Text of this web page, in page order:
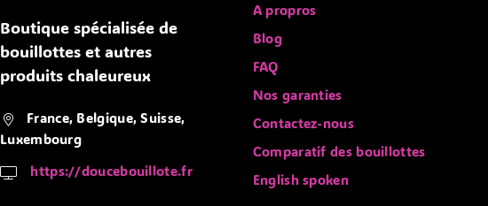
Couverture chauffante
Froid et fraîcheur
Noyaux Graines
Bouillotte à eau
Boutique spécialisée de
bouillottes et autres
produits chaleureux
France, Belgique, Suisse,
Luxembourg
https://doucebouillote.fr
A propros
Blog
FAQ
Nos garanties
Contactez-nous
Comparatif des bouillottes
English spoken